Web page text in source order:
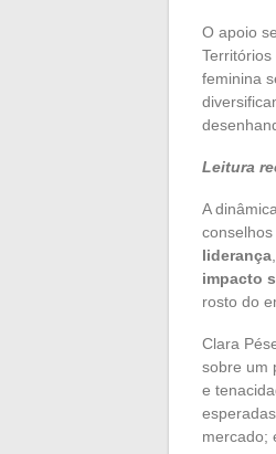
O apoio
feminina
Leitura
A
liderança
impacto
rosto do
Clara
sobre um
e
mercado;